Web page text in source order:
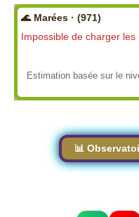
🌊 Marées · (971)
Impossible de charger les
Estimation basée sur le
📊